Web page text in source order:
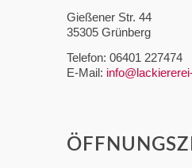
Gießener Str. 44
35305 Grünberg
Telefon: 06401 227474
E-Mail: